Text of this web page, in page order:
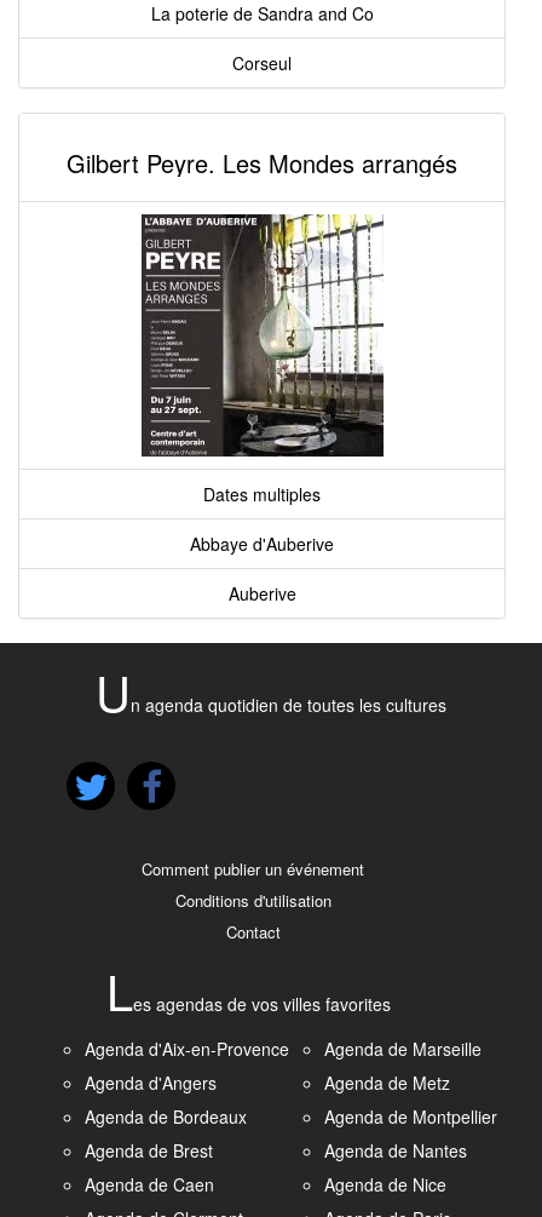
La poterie de Sandra and Co
Corseul
Gilbert Peyre. Les Mondes arrangés
Dates multiples
Abbaye d'Auberive
Auberive
U n agenda quotidien de toutes les cultures
Comment publier un événement
Conditions d'utilisation
Contact
Les agendas de vos villes favorites
Agenda d'Aix-en-Provence
Agenda d'Angers
Agenda de Bordeaux
Agenda de Brest
Agenda de Caen
Agenda de Marseille
Agenda de Metz
Agenda de Montpellier
Agenda de Nantes
Agenda de Nice